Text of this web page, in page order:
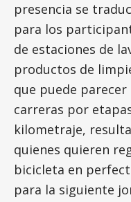
presencia se
para los
de estaciones de
productos de
que puede
carreras por
kilometraje,
quienes quieren
bicicleta en
para la siguiente